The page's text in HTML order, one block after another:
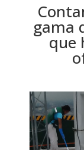
gama
que